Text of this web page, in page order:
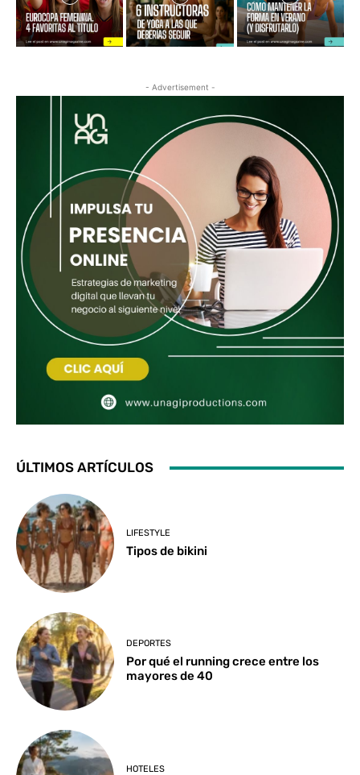
- Advertisement -
ÚLTIMOS ARTÍCULOS
LIFESTYLE
Tipos de bikini
DEPORTES
Por qué el running crece entre los
mayores de 40
HOTELES